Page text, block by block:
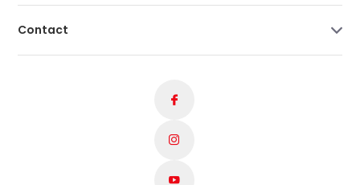
Contact